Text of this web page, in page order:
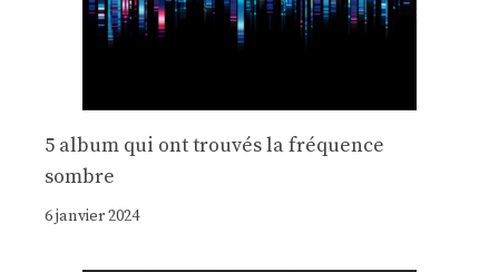
5 album qui ont trouvés la fréquence
sombre
6 janvier 2024